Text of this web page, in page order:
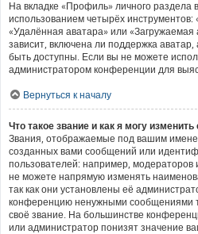
На вкладке «Профиль» личного раздела
использованием четырёх инструментов:
«Удалённая аватара» или
зависит, включена ли поддержка аватар,
быть доступны. Если вы не можете
администратором конференции для
Вернуться к началу
Что такое звание и как я могу изменить
Звания, отображаемые под вашим
созданных вами сообщений или
пользователей: например,
не можете напрямую изменять
так как они установлены её
конференцию ненужными сообщениями
своё звание. На большинстве
или администратор понизят значение